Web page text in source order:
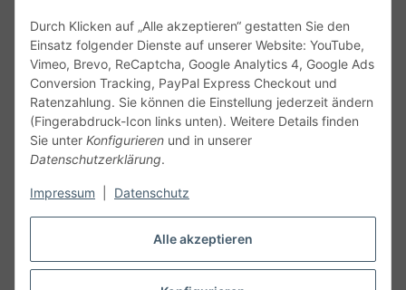
Alle akzeptieren
Durch Klicken auf „Alle akzeptieren“ gestatten Sie den
Einsatz folgender Dienste auf unserer Website: YouTube,
Vimeo, Brevo, ReCaptcha, Google Analytics 4, Google Ads
Conversion Tracking, PayPal Express Checkout und
Ratenzahlung. Sie können die Einstellung jederzeit ändern
(Fingerabdruck-Icon links unten). Weitere Details finden
Sie unter Konfigurieren und in unserer
Datenschutzerklärung.
Impressum Datenschutz
Service
Gesetzliche Informationen
Alle technischen Angaben ohne Gewähr. Irrtümer und fehlerhafte
Angaben vorbehalten. Wenn Sie Datenblätter oder spezielle
unseren Kundenservice. Abbildungen der Artikel können
Vertrag widerrufen